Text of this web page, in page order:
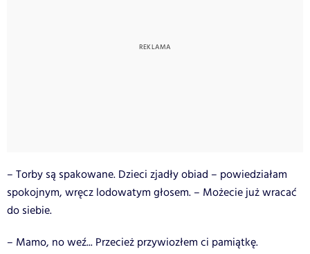
– Torby są spakowane. Dzieci zjadły obiad – powiedziałam
spokojnym, wręcz lodowatym głosem. – Możecie już wracać
do siebie.
– Mamo, no weź... Przecież przywiozłem ci pamiątkę.